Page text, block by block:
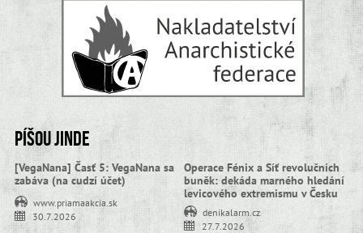
Píšou jinde
[VegaNana] Časť 5: VegaNana sa
zabáva (na cudzí účet)
www.priamaakcia.sk
30.7.2026
Operace Fénix a Síť revolučních
buněk: dekáda marného hledání
levicového extremismu v Česku
denikalarm.cz
27.7.2026